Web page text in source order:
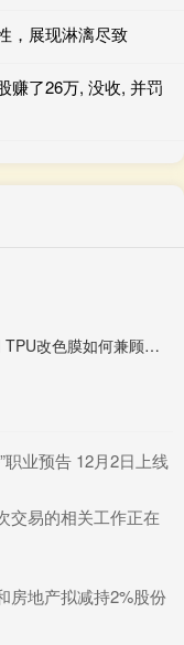
，展现淋漓尽致
赚了26万, 没收, 并罚
牛管家股票配资官网 TPU改色膜如何兼顾治愈感与硬核防护
职业预告 12月2日上线
交易的相关工作正在
房地产拟减持2%股份